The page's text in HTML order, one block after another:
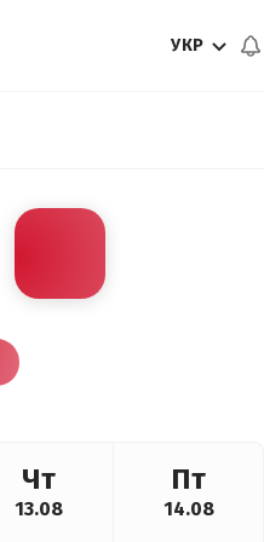
УКР
Чт
13.08
Пт
14.08